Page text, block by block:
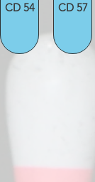
CD 54 CD 57